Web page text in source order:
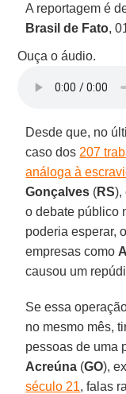
A reportagem é
Brasil de Fato,
Ouça o áudio.
Desde que, no
caso dos 207
análoga à
Gonçalves (RS),
o debate público
poderia esperar,
empresas como
causou um
Se essa
no mesmo mês,
pessoas de uma
Acreúna (GO),
século 21, falas